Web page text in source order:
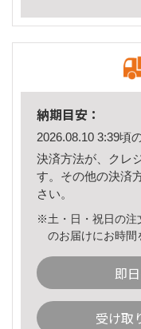
納期目安：
2026.08.10 3:39頃
決済方法が、クレ
す。その他の決済
さい。
※土・日・祝日の注
のお届けにお時間
即
受け取